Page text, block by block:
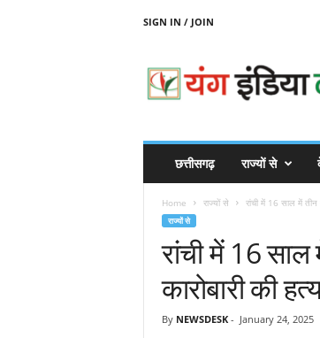
SIGN IN / JOIN
N
छत्तीसगढ़ राज्यों से
Home राज्यों से रांची में 16 साल में
राज्यों से
रांची में 16
कारोबारी की
By NEWSDESK- January 24, 2025